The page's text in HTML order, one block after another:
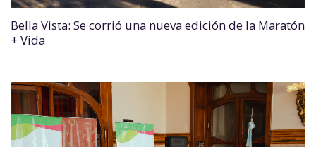
Bella Vista: Se corrió una nueva edición de la Maratón
+ Vida